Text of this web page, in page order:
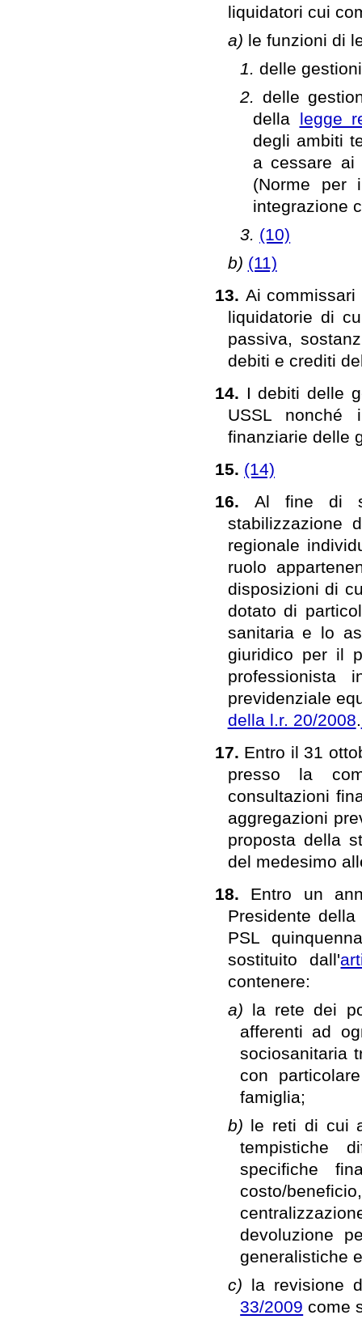
liquidatori cui
a) le funzioni di
1.delle
2.delle
della legge
degli ambiti
a cessare
(Norme per
integrazione
3. (10)
b) (11)
13. Ai
liquidatorie di
passiva,
debiti e crediti
14. I debiti delle
USSL nonché
finanziarie delle
15. (14)
16. Al fine di
stabilizzazione
regionale
ruolo
disposizioni di
dotato di
sanitaria e lo
giuridico per il
professionista
previdenziale
della l.r. 20/2008.
17. Entro il 31
presso la
consultazioni
aggregazioni
proposta della
del medesimo
18. Entro un
Presidente
PSL
sostituito dall'
contenere:
a) la rete dei
afferenti ad
sociosanitaria
con
famiglia;
b) le reti di cui
tempistiche
specifiche
costo/
devoluzione
generalistiche
c) la revisione
33/2009 come